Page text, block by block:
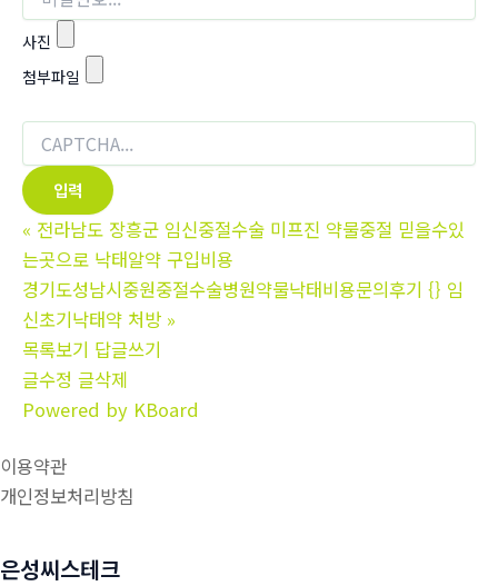
사진
첨부파일
« 전라남도 장흥군 임신중절수술 미프진 약물중절 믿을수있
는곳으로 낙­태알약 구입비용
경기도성남시중원중절수술병원약물낙태비용문의후기 {} 임
신초기낙­태약 처방 »
목록보기 답글쓰기
글수정 글삭제
Powered by KBoard
이용약관
개인정보처리방침
은성씨스테크